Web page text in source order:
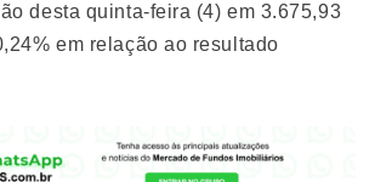
desta quinta-feira (4) em 3.675,93
em relação ao resultado